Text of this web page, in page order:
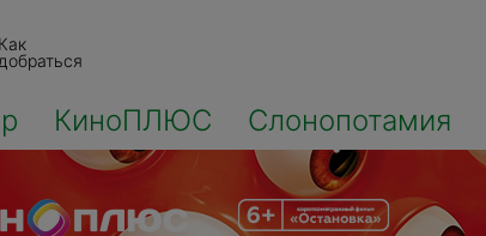
Как
добраться
КиноПЛЮС Слонопотамия